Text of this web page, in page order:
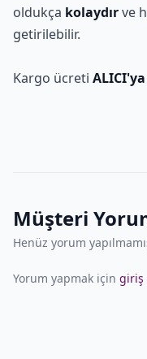
oldukça kolaydırve
getirilebilir.
Kargo ücreti
Müşteri
Henüz yorum
Yorum yapmak için giriş